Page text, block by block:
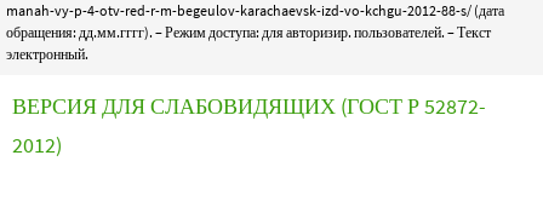
manah-vy-p-4-otv-red-r-m-begeulov-karachaevsk-izd-vo-kchgu-2012-88-s/ (дата
обращения: дд.мм.гггг). – Режим доступа: для авторизир. пользователей. – Текст
электронный.
ВЕРСИЯ ДЛЯ СЛАБОВИДЯЩИХ (ГОСТ Р 52872-
2012)